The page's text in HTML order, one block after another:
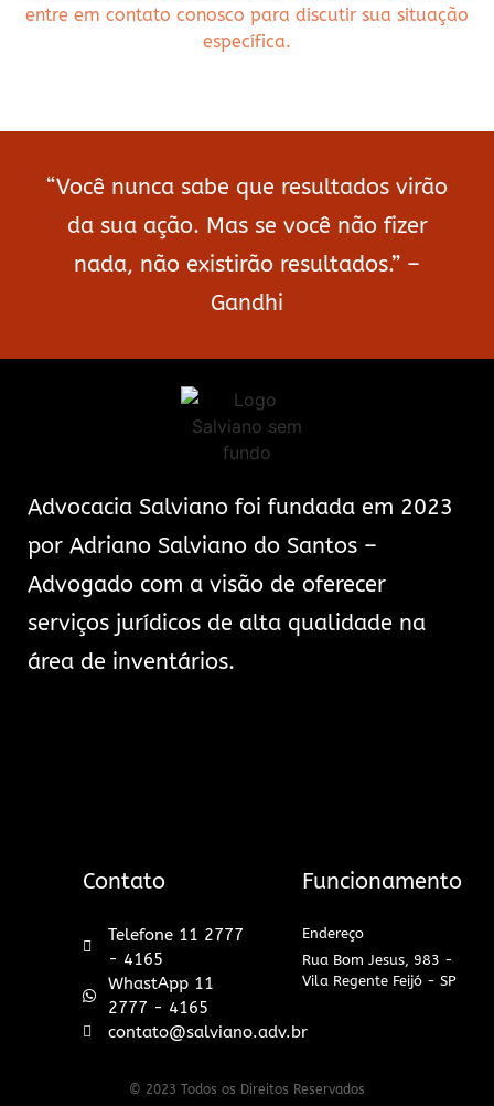
entre em contato conosco para discutir sua situação
específica.
“Você nunca sabe que resultados virão
da sua ação. Mas se você não fizer
nada, não existirão resultados.” –
Gandhi
Advocacia Salviano foi fundada em 2023
por Adriano Salviano do Santos –
Advogado com a visão de oferecer
serviços jurídicos de alta qualidade na
área de inventários.
Contato
Telefone 11 2777
- 4165
WhastApp 11
2777 - 4165
contato@salviano.adv.br
Funcionamento
Endereço
Rua Bom Jesus, 983 -
Vila Regente Feijó - SP
© 2023 Todos os Direitos Reservados